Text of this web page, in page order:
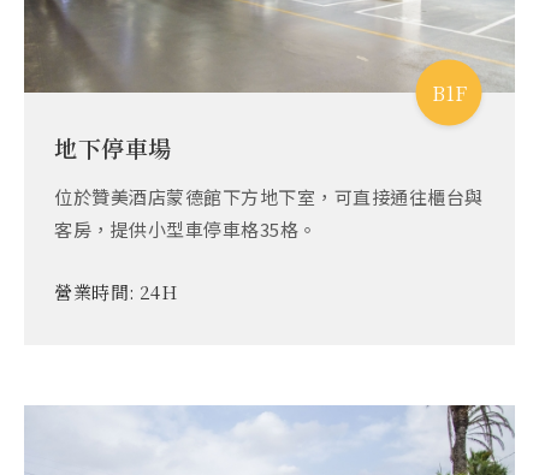
地下停車場
位於贊美酒店蒙德館下方地下室，可直接通往櫃台與
客房，提供小型車停車格35格。
營業時間: 24H
B1F